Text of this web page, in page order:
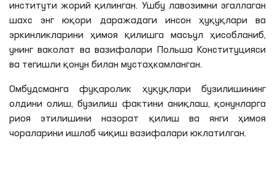
институти жорий қилинган. Ушбу лавозимни эгаллаган
шахс энг юқори даражадаги инсон ҳуқуқлари ва
эркинликларини ҳимоя қилишга масъул ҳисобланиб,
унинг ваколат ва вазифалари Польша Конституцияси
ва тегишли қонун билан мустаҳкамланган.
Омбудсманга фуқаролик ҳуқуқлари бузилишининг
олдини олиш, бузилиш фактини аниқлаш, қонунларга
риоя этилишини назорат қилиш ва янги ҳимоя
чораларини ишлаб чиқиш вазифалари юклатилган.